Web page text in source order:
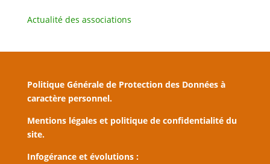
Actualité des associations
Politique Générale de Protection des Données à
caractère personnel.
Mentions légales et politique de confidentialité du
site.
Infogérance et évolutions :